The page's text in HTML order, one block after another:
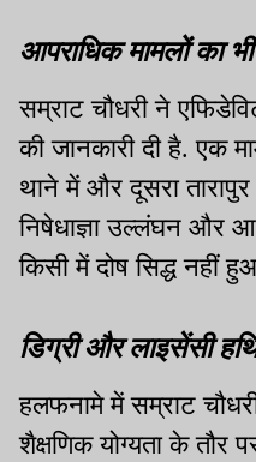
आपराधिक मामलों का
सम्राट चौधरी ने
की जानकारी दी है. एक
थाने में और दूसरा
निषेधाज्ञा उल्लंघन और
किसी में दोष सिद्ध नहीं
डिग्री और लाइसेंसी
हलफनामे में सम्राट
शैक्षणिक योग्यता के तौर